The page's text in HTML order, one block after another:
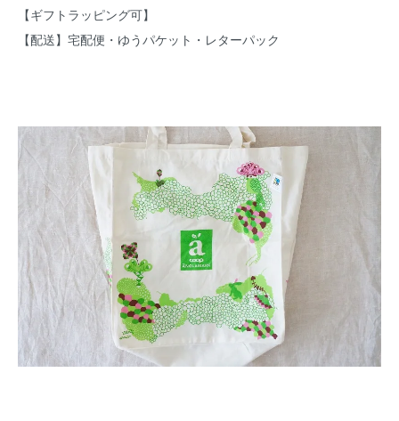
【ギフトラッピング可】
【配送】宅配便・ゆうパケット・レターパック